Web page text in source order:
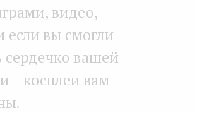
видео,
если вы смогли
сердечко вашей
— косплеи вам